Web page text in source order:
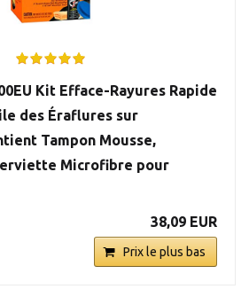
Kit Efface-Rayures Rapide
des Éraflures sur
Tampon Mousse,
Microfibre pour
38,09 EUR
Prix le plus bas